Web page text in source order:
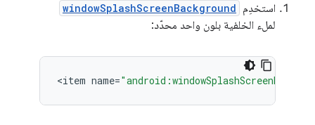
استخدِم windowSplashScreenBackground
لملء الخلفية بلون واحد محدّد:
<item name=